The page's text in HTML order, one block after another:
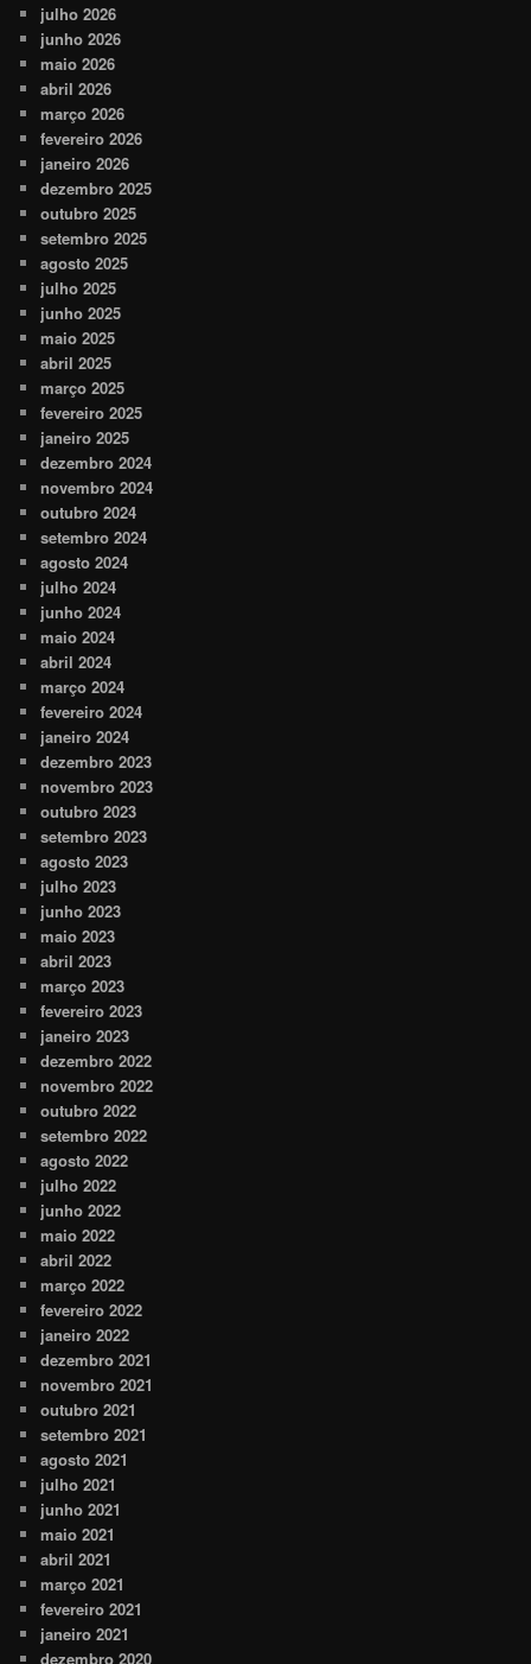
julho 2026
junho 2026
maio 2026
abril 2026
março 2026
fevereiro 2026
janeiro 2026
dezembro 2025
outubro 2025
setembro 2025
agosto 2025
julho 2025
junho 2025
maio 2025
abril 2025
março 2025
fevereiro 2025
janeiro 2025
dezembro 2024
novembro 2024
outubro 2024
setembro 2024
agosto 2024
julho 2024
junho 2024
maio 2024
abril 2024
março 2024
fevereiro 2024
janeiro 2024
dezembro 2023
novembro 2023
outubro 2023
setembro 2023
agosto 2023
julho 2023
junho 2023
maio 2023
abril 2023
março 2023
fevereiro 2023
janeiro 2023
dezembro 2022
novembro 2022
outubro 2022
setembro 2022
agosto 2022
julho 2022
junho 2022
maio 2022
abril 2022
março 2022
fevereiro 2022
janeiro 2022
dezembro 2021
novembro 2021
outubro 2021
setembro 2021
agosto 2021
julho 2021
junho 2021
maio 2021
abril 2021
março 2021
fevereiro 2021
janeiro 2021
dezembro 2020